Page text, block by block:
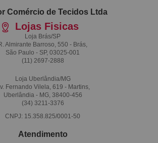
Comércio de Tecidos Ltda
Lojas Fisicas
Loja Brás/SP
Almirante Barroso, 550 - Brás,
São Paulo - SP, 03025-001
(11) 2697-2888
Loja Uberlândia/MG
Fernando Vilela, 619 - Martins,
Uberlândia - MG, 38400-456
(34) 3211-3376
CNPJ: 15.358.825/0001-50
Atendimento